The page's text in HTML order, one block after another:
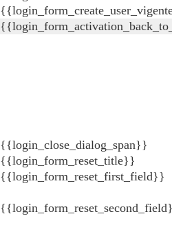
{{login_close_dialog_span}}
{{login_form_reset_title}}
{{login_form_reset_first_field}}